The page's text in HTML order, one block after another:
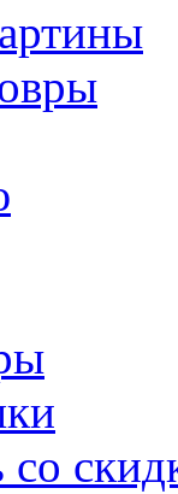
со